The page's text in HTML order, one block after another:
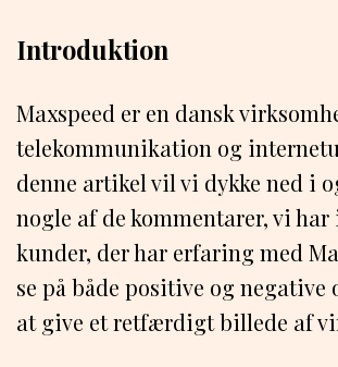
Introduktion
Maxspeed er en dansk
telekommunikation og
denne artikel vil vi dykke ned i
nogle af de kommentarer, vi
kunder, der har erfaring med
se på både positive og negative
at give et retfærdigt billede af